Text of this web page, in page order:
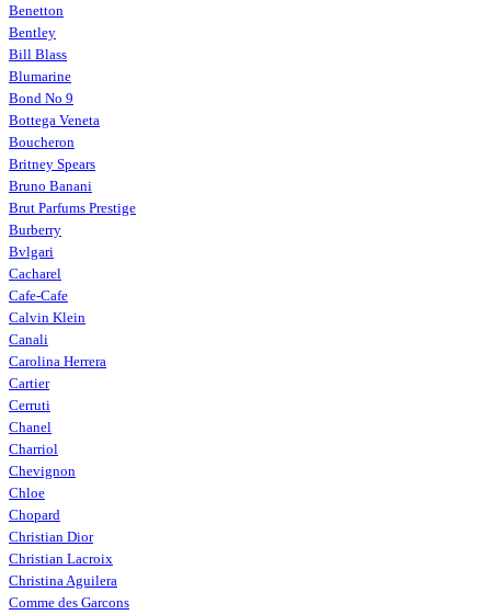
Benetton
Bentley
Bill Blass
Blumarine
Bond No 9
Bottega Veneta
Boucheron
Britney Spears
Bruno Banani
Brut Parfums Prestige
Burberry
Bvlgari
Cacharel
Cafe-Cafe
Calvin Klein
Canali
Carolina Herrera
Cartier
Cerruti
Chanel
Charriol
Chevignon
Chloe
Chopard
Christian Dior
Christian Lacroix
Christina Aguilera
Comme des Garcons